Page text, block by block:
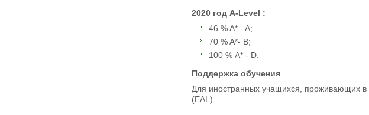
2020 год A-Level :
46 % A* - A;
70 % A*- B;
100 % А* - D.
Поддержка обучения
Для иностранных учащихся, проживающих в
(EAL).